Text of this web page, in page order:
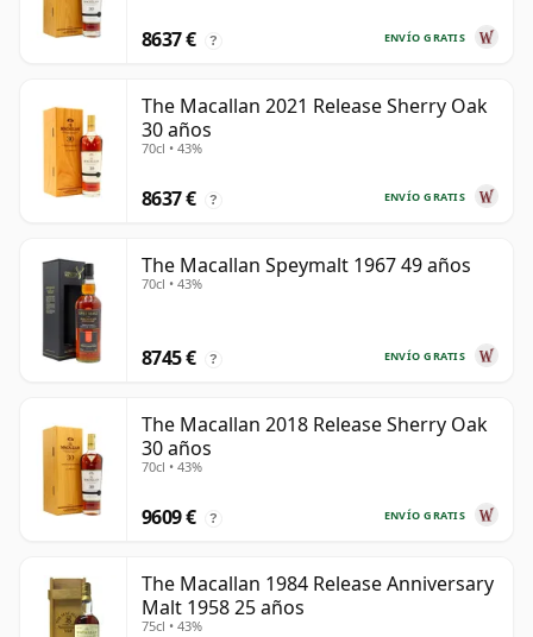
ENVÍO GRATIS
8637 € ?
The Macallan 2021 Release Sherry Oak
30 años
70cl • 43%
ENVÍO GRATIS
8637 € ?
The Macallan Speymalt 1967 49 años
70cl • 43%
ENVÍO GRATIS
8745 € ?
The Macallan 2018 Release Sherry Oak
30 años
70cl • 43%
ENVÍO GRATIS
9609 € ?
The Macallan 1984 Release Anniversary
Malt 1958 25 años
75cl • 43%